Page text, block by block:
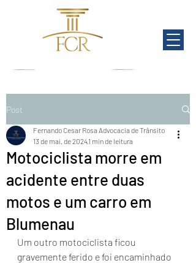
Post
Motociclista morre em
acidente entre duas
motos e um carro em
Blumenau
Fernando Cesar Rosa Advocacia de Trânsito
13 de mai. de 20241 min de leitura
Um outro motociclista ficou
gravemente ferido e foi encaminhado